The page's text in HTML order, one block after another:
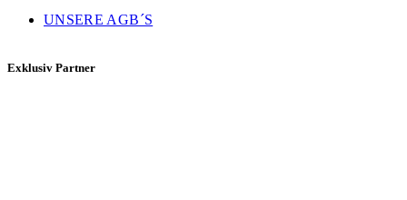
UNSERE AGB´S
Exklusiv Partner